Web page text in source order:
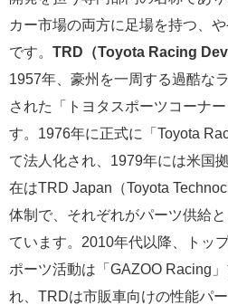
カー市場の両方に足場を持つ、
です。 TRD（Toyota Racing
1957年、豪州を一周する過酷な
された「トヨタスポーツコーナ
す。1976年に正式に「Toyota
て法人化され、1979年には米国
在はTRD Japan（Toyota
体制で、それぞれがパーツ供給
ています。2010年代以降、トッ
ポーツ活動は「GAZOO Racing
れ、TRDは市販車向けの性能パ